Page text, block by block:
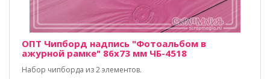
ОПТ Чипборд надпись "Фотоальбом в
ажурной рамке" 86х73 мм ЧБ-4518
Набор чипборда из 2 элементов.